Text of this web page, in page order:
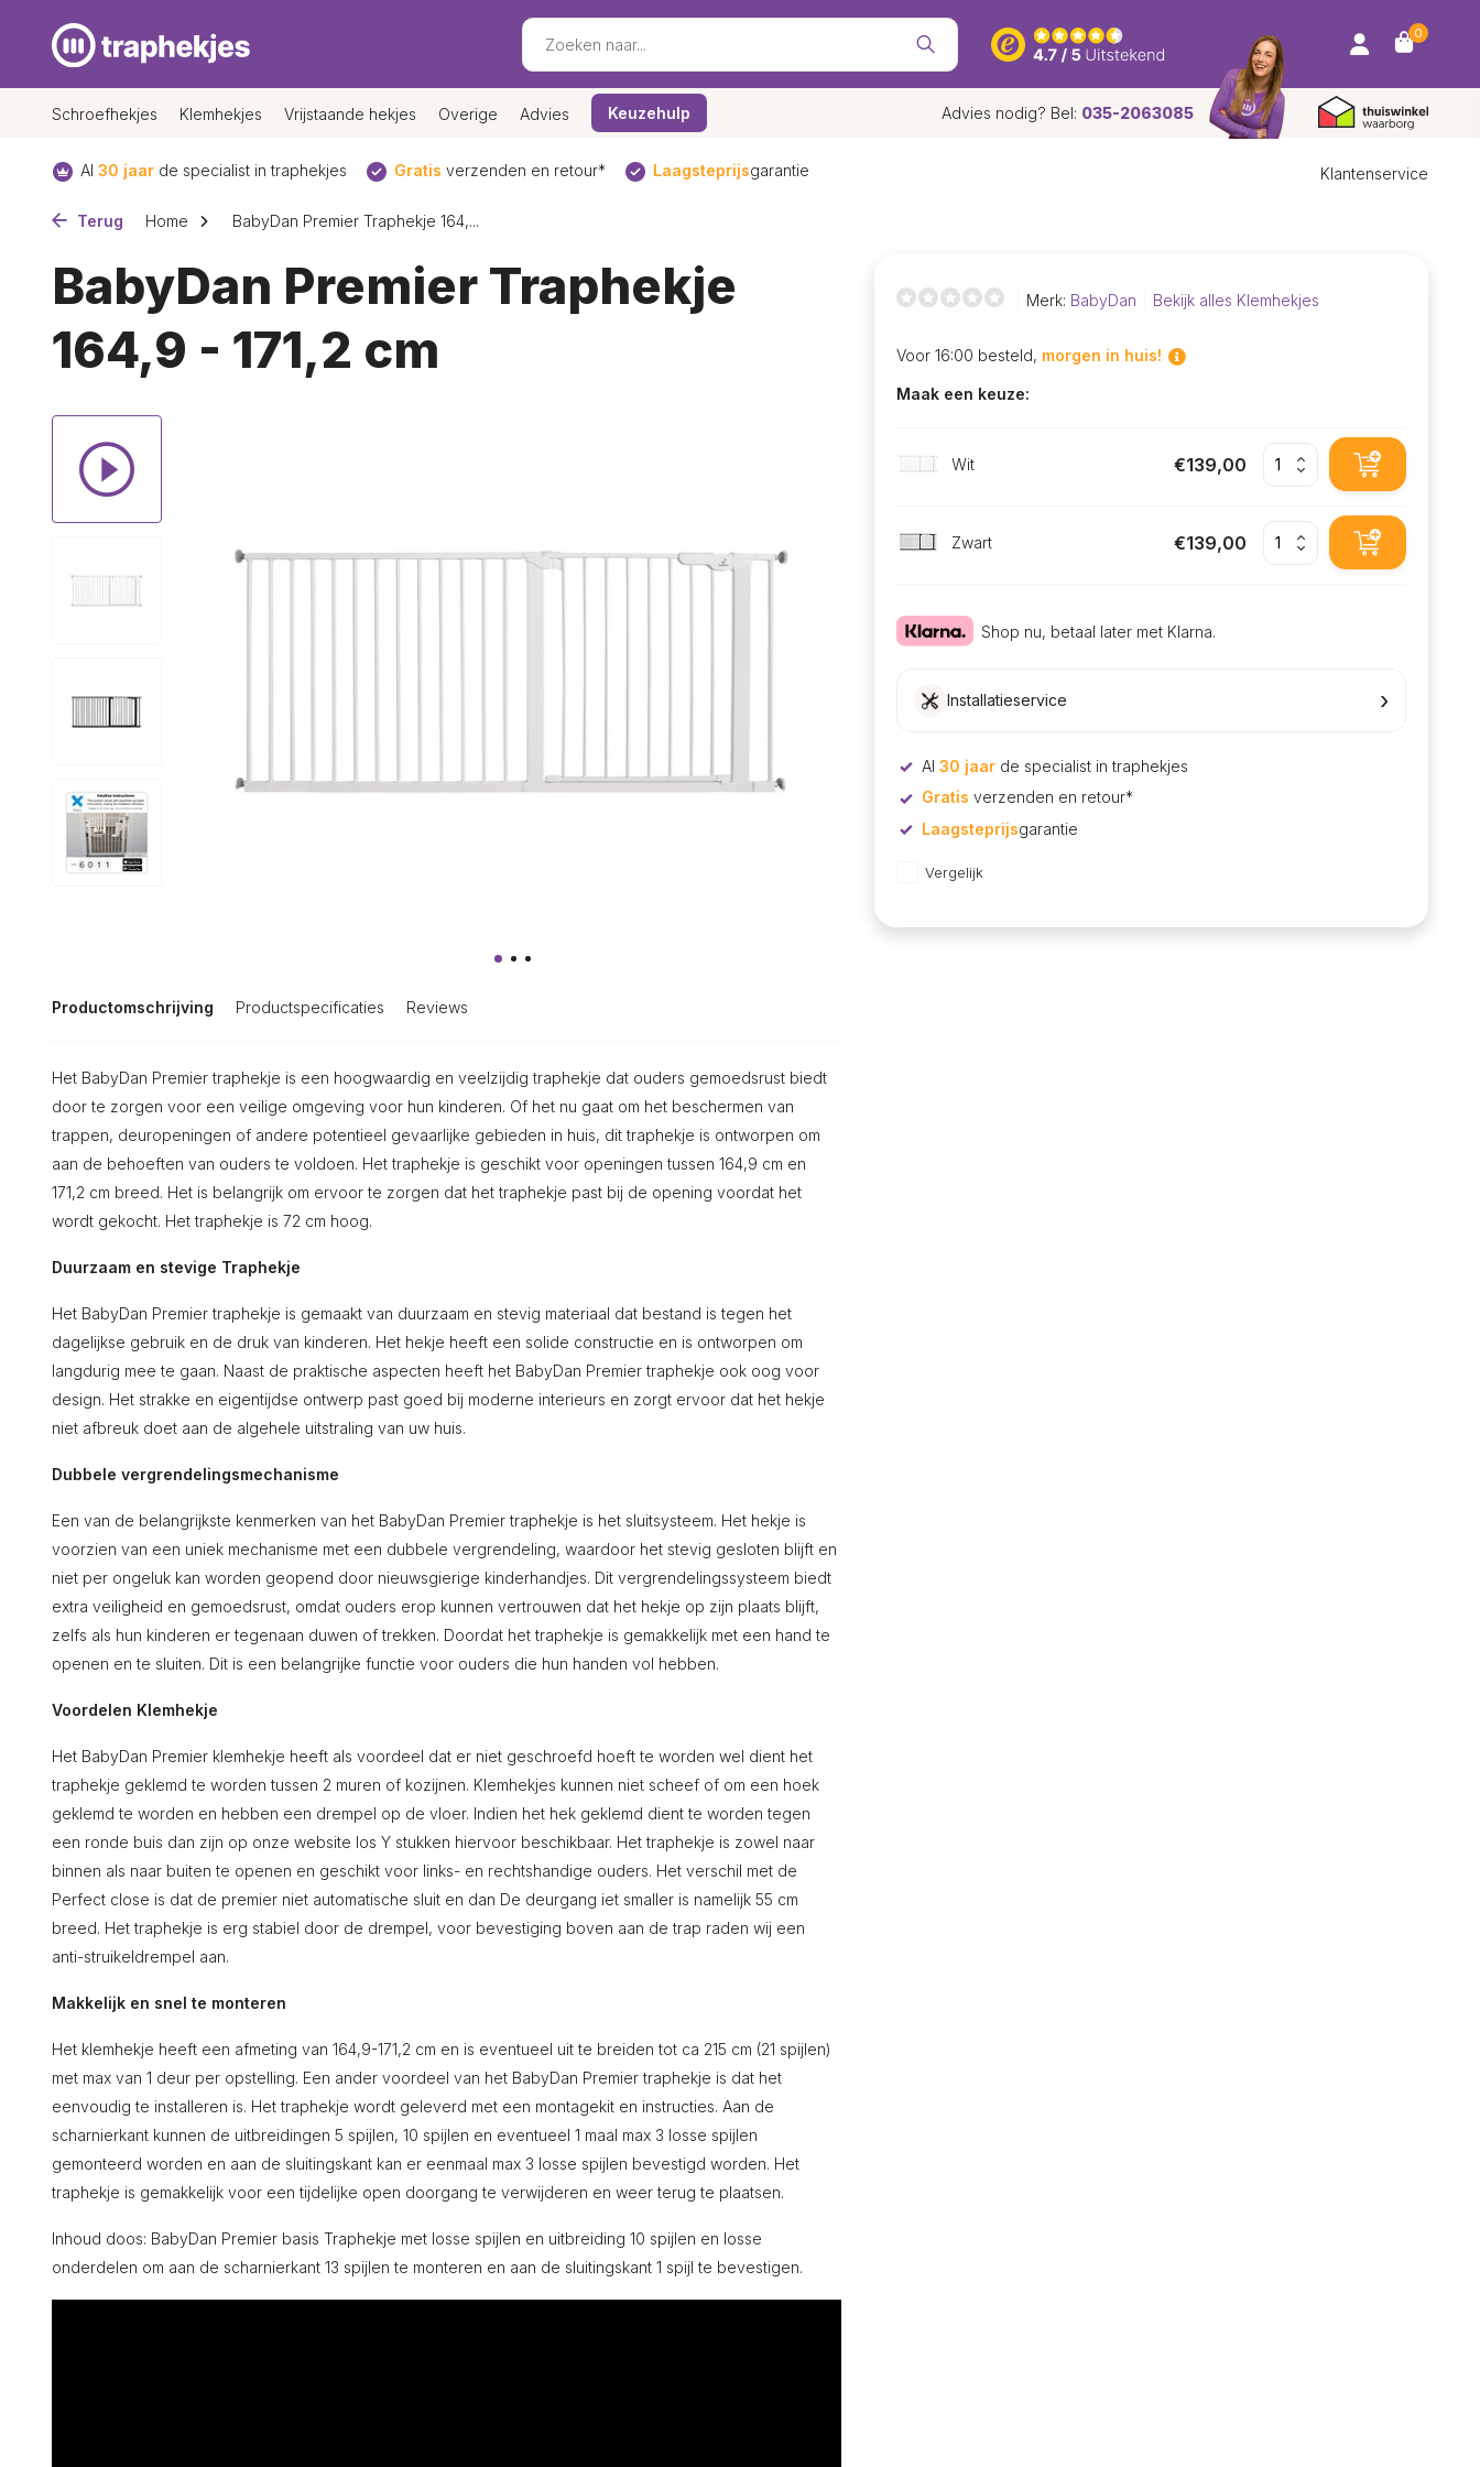
0
Schroefhekjes Klemhekjes Vrijstaande hekjes Overige Advies Keuzehulp Advies nodig? Bel: 035-2063085
Al 30 jaar de specialist in traphekjes Gratis verzenden en retour* Laagsteprijsgarantie Klantenservice
Terug Home BabyDan Premier Traphekje 164,...
BabyDan Premier Traphekje
164,9 - 171,2 cm
Productomschrijving Productspecificaties Reviews
Het BabyDan Premier traphekje is een hoogwaardig en veelzijdig traphekje dat ouders gemoedsrust biedt
door te zorgen voor een veilige omgeving voor hun kinderen. Of het nu gaat om het beschermen van
trappen, deuropeningen of andere potentieel gevaarlijke gebieden in huis, dit traphekje is ontworpen om
aan de behoeften van ouders te voldoen. Het traphekje is geschikt voor openingen tussen 164,9 cm en
171,2 cm breed. Het is belangrijk om ervoor te zorgen dat het traphekje past bij de opening voordat het
wordt gekocht. Het traphekje is 72 cm hoog.
Duurzaam en stevige Traphekje
Het BabyDan Premier traphekje is gemaakt van duurzaam en stevig materiaal dat bestand is tegen het
dagelijkse gebruik en de druk van kinderen. Het hekje heeft een solide constructie en is ontworpen om
langdurig mee te gaan. Naast de praktische aspecten heeft het BabyDan Premier traphekje ook oog voor
design. Het strakke en eigentijdse ontwerp past goed bij moderne interieurs en zorgt ervoor dat het hekje
niet afbreuk doet aan de algehele uitstraling van uw huis.
Dubbele vergrendelingsmechanisme
Een van de belangrijkste kenmerken van het BabyDan Premier traphekje is het sluitsysteem. Het hekje is
voorzien van een uniek mechanisme met een dubbele vergrendeling, waardoor het stevig gesloten blijft en
niet per ongeluk kan worden geopend door nieuwsgierige kinderhandjes. Dit vergrendelingssysteem biedt
extra veiligheid en gemoedsrust, omdat ouders erop kunnen vertrouwen dat het hekje op zijn plaats blijft,
zelfs als hun kinderen er tegenaan duwen of trekken. Doordat het traphekje is gemakkelijk met een hand te
openen en te sluiten. Dit is een belangrijke functie voor ouders die hun handen vol hebben.
Voordelen Klemhekje
Het BabyDan Premier klemhekje heeft als voordeel dat er niet geschroefd hoeft te worden wel dient het
traphekje geklemd te worden tussen 2 muren of kozijnen. Klemhekjes kunnen niet scheef of om een hoek
geklemd te worden en hebben een drempel op de vloer. Indien het hek geklemd dient te worden tegen
een ronde buis dan zijn op onze website los Y stukken hiervoor beschikbaar. Het traphekje is zowel naar
binnen als naar buiten te openen en geschikt voor links- en rechtshandige ouders. Het verschil met de
Perfect close is dat de premier niet automatische sluit en dan De deurgang iet smaller is namelijk 55 cm
breed. Het traphekje is erg stabiel door de drempel, voor bevestiging boven aan de trap raden wij een
anti-struikeldrempel aan.
Makkelijk en snel te monteren
Het klemhekje heeft een afmeting van 164,9-171,2 cm en is eventueel uit te breiden tot ca 215 cm (21 spijlen)
met max van 1 deur per opstelling. Een ander voordeel van het BabyDan Premier traphekje is dat het
eenvoudig te installeren is. Het traphekje wordt geleverd met een montagekit en instructies. Aan de
scharnierkant kunnen de uitbreidingen 5 spijlen, 10 spijlen en eventueel 1 maal max 3 losse spijlen
gemonteerd worden en aan de sluitingskant kan er eenmaal max 3 losse spijlen bevestigd worden. Het
traphekje is gemakkelijk voor een tijdelijke open doorgang te verwijderen en weer terug te plaatsen.
Inhoud doos: BabyDan Premier basis Traphekje met losse spijlen en uitbreiding 10 spijlen en losse
onderdelen om aan de scharnierkant 13 spijlen te monteren en aan de sluitingskant 1 spijl te bevestigen.
Merk: BabyDan Bekijk alles Klemhekjes
Voor 16:00 besteld, morgen in huis!
Maak een keuze:
Wit €139,00
Zwart €139,00
Shop nu, betaal later met Klarna.
Installatieservice ›
Al 30 jaarde specialist in traphekjes
Gratis verzenden en retour*
Laagsteprijsgarantie
Vergelijk